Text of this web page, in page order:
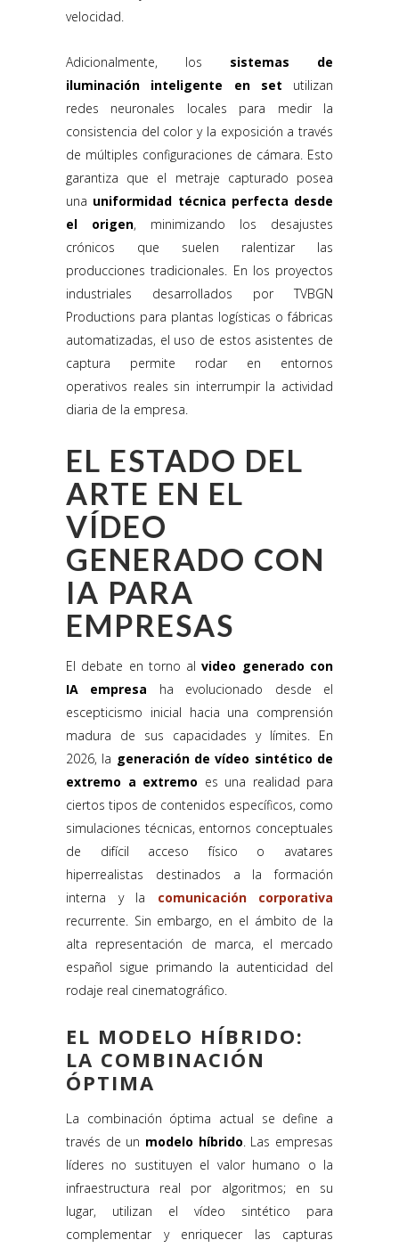
velocidad.
Adicionalmente, los sistemas de
iluminación inteligente en set utilizan
redes neuronales locales para medir la
consistencia del color y la exposición a través
de múltiples configuraciones de cámara. Esto
garantiza que el metraje capturado posea
una uniformidad técnica perfecta desde
el origen, minimizando los desajustes
crónicos que suelen ralentizar las
producciones tradicionales. En los proyectos
industriales desarrollados por TVBGN
Productions para plantas logísticas o fábricas
automatizadas, el uso de estos asistentes de
captura permite rodar en entornos
operativos reales sin interrumpir la actividad
diaria de la empresa.
EL ESTADO DEL
ARTE EN EL
VÍDEO
GENERADO CON
IA PARA
EMPRESAS
El debate en torno alvideo generado con
IA empresa ha evolucionado desde el
escepticismo inicial hacia una comprensión
madura de sus capacidades y límites. En
2026, la generación de vídeo sintético de
extremo a extremo es una realidad para
ciertos tipos de contenidos específicos, como
simulaciones técnicas, entornos conceptuales
de difícil acceso físico o avatares
hiperrealistas destinados a la formación
interna y la comunicación corporativa
recurrente. Sin embargo, en el ámbito de la
alta representación de marca, el mercado
español sigue primando la autenticidad del
rodaje real cinematográfico.
EL MODELO HÍBRIDO:
LA COMBINACIÓN
ÓPTIMA
La combinación óptima actual se define a
través de un modelo híbrido. Las empresas
líderes no sustituyen el valor humano o la
infraestructura real por algoritmos; en su
lugar, utilizan el vídeo sintético para
complementar y enriquecer las capturas